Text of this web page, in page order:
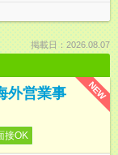
掲載日：2026.08.07
NEW
外営業事
接OK